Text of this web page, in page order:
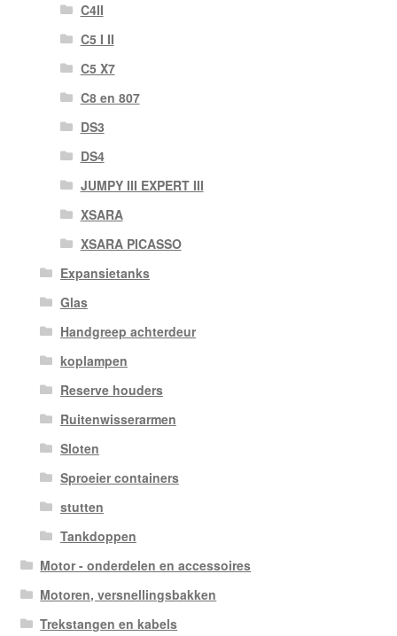
C4II
C5 I II
C5 X7
C8 en 807
DS3
DS4
JUMPY III EXPERT III
XSARA
XSARA PICASSO
Expansietanks
Glas
Handgreep achterdeur
koplampen
Reserve houders
Ruitenwisserarmen
Sloten
Sproeier containers
stutten
Tankdoppen
Motor - onderdelen en accessoires
Motoren, versnellingsbakken
Trekstangen en kabels